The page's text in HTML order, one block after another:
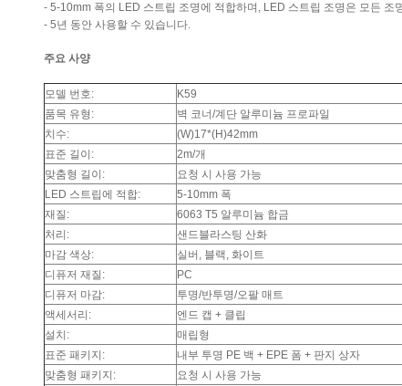
- 5-10mm 폭의 LED 스트립 조명에 적합하며, LED 스트립 조명은 모든 조
- 5년 동안 사용할 수 있습니다.
주요 사양
모델 번호:
K59
품목 유형:
벽 코너/계단 알루미늄 프로파일
치수:
(W)17*(H)42mm
표준 길이:
2m/개
맞춤형 길이:
요청 시 사용 가능
LED 스트립에 적합:
5-10mm 폭
재질:
6063 T5 알루미늄 합금
처리:
샌드블라스팅 산화
마감 색상:
실버, 블랙, 화이트
디퓨저 재질:
PC
디퓨저 마감:
투명/반투명/오팔 매트
액세서리:
엔드 캡 + 클립
설치:
매립형
표준 패키지:
내부 투명 PE 백 + EPE 폼 + 판지 상자
맞춤형 패키지:
요청 시 사용 가능